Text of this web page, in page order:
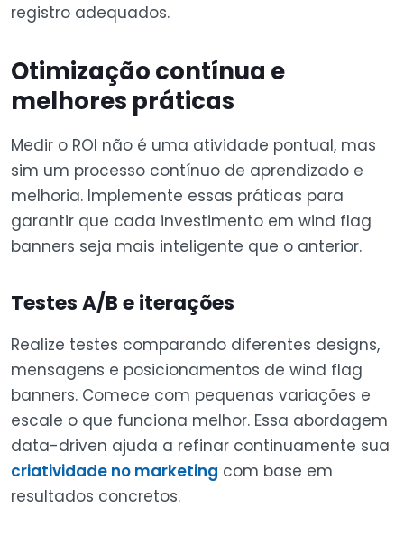
registro adequados.
Otimização contínua e
melhores práticas
Medir o ROI não é uma atividade pontual, mas
sim um processo contínuo de aprendizado e
melhoria. Implemente essas práticas para
garantir que cada investimento em wind flag
banners seja mais inteligente que o anterior.
Testes A/B e iterações
Realize testes comparando diferentes designs,
mensagens e posicionamentos de wind flag
banners. Comece com pequenas variações e
escale o que funciona melhor. Essa abordagem
data-driven ajuda a refinar continuamente sua
criatividade no marketing com base em
resultados concretos.